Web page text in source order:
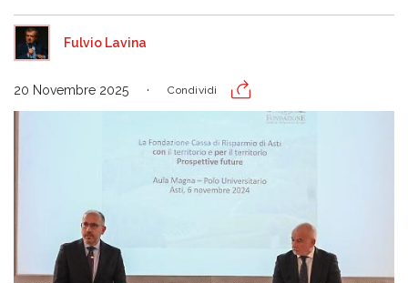
Fulvio Lavina
20 Novembre 2025 Condividi